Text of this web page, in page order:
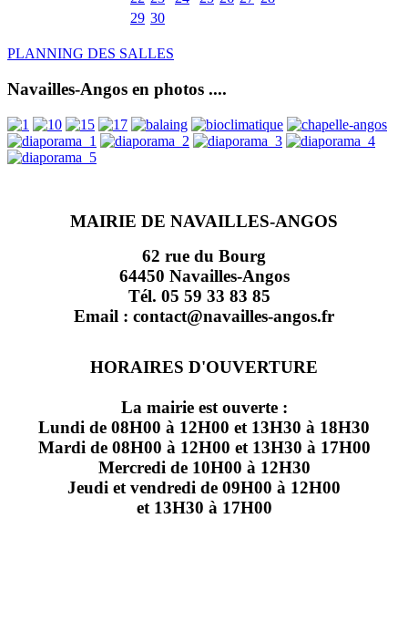
29 30
PLANNING DES SALLES
Navailles-Angos en photos ....
MAIRIE DE NAVAILLES-ANGOS
62 rue du Bourg
64450 Navailles-Angos
Tél. 05 59 33 83 85
Email : contact@navailles-angos.fr
HORAIRES D'OUVERTURE
La mairie est ouverte :
Lundi de 08H00 à 12H00 et 13H30 à 18H30
Mardi de 08H00 à 12H00 et 13H30 à 17H00
Mercredi de 10H00 à 12H30
Jeudi et vendredi de 09H00 à 12H00
et 13H30 à 17H00